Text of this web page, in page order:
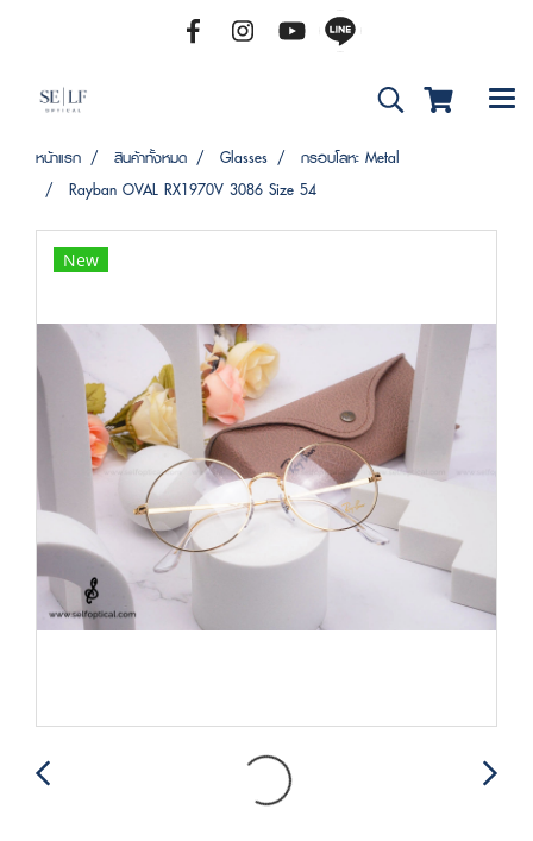
หน้าแรก สินค้าทั้งหมด Glasses
กรอบโลหะ Metal
Rayban OVAL RX1970V 3086 Size 54
New